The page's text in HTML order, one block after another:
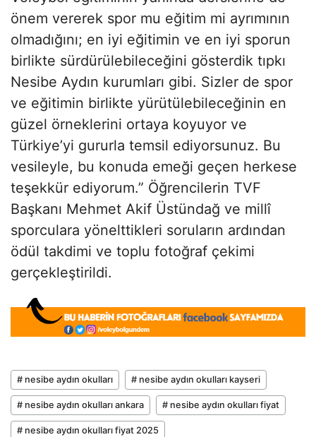
önem vererek spor mu eğitim mi ayrımının
olmadığını; en iyi eğitimin ve en iyi sporun
birlikte sürdürülebileceğini gösterdik tıpkı
Nesibe Aydın kurumları gibi. Sizler de spor
ve eğitimin birlikte yürütülebileceğinin en
güzel örneklerini ortaya koyuyor ve
Türkiye’yi gururla temsil ediyorsunuz. Bu
vesileyle, bu konuda emeği geçen herkese
teşekkür ediyorum.” Öğrencilerin TVF
Başkanı Mehmet Akif Üstündağ ve millî
sporculara yönelttikleri soruların ardından
ödül takdimi ve toplu fotoğraf çekimi
gerçekleştirildi.
# nesibe aydın okulları # nesibe aydın okulları kayseri
# nesibe aydın okulları ankara # nesibe aydın okulları fiyat
# nesibe aydın okulları fiyat 2025